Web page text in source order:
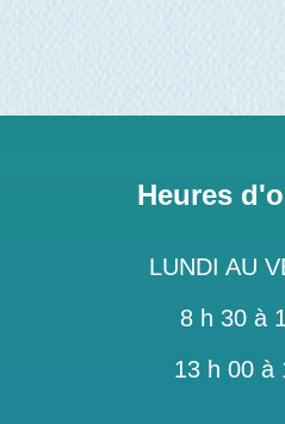
Heures
LUNDI AU
8 h 30 à
13 h 00 à